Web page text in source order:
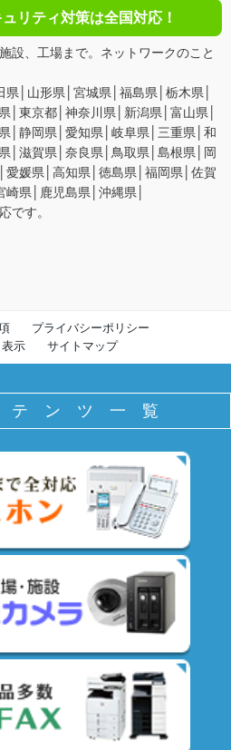
リティ対策は全国対応！
設、工場まで。ネットワークのこと
県│山形県│宮城県│福島県│栃木県│
│東京都│神奈川県│新潟県│富山県│
│静岡県│愛知県│岐阜県│三重県│和
│滋賀県│奈良県│鳥取県│島根県│岡
媛県│高知県│徳島県│福岡県│佐賀
県│鹿児島県│沖縄県│
です。
プライバシーポリシー
示
サイトマップ
テンツ一覧